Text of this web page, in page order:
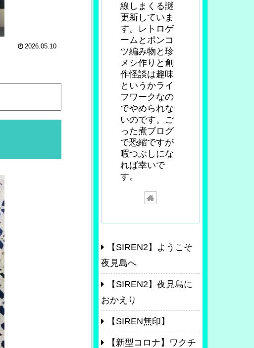
2026.05.10
線しまくる謎
更新していま
す。レトロゲ
ームとポンコ
ツ編み物と珍
メシ作りと創
作怪談は趣味
というかライ
フワークなの
でやめられな
いのです。ご
った煮ブログ
で恐縮ですが
暇つぶしにな
れば幸いで
す。
【SIREN2】ようこそ
夜見島へ
【SIREN2】夜見島に
おかえり
【SIREN無印】
【新型コロナ】ワクチ